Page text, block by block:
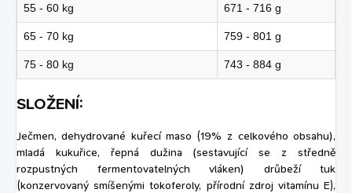
55 - 60 kg 671 - 716 g
65 - 70 kg 759 - 801 g
75 - 80 kg 743 - 884 g
SLOŽENÍ:
Ječmen, dehydrované kuřecí maso (19% z celkového obsahu),
mladá kukuřice, řepná dužina (sestavující se z středně
rozpustných fermentovatelných vláken) drůbeží tuk
(konzervovaný smíšenými tokoferoly, přírodní zdroj vitamínu E),